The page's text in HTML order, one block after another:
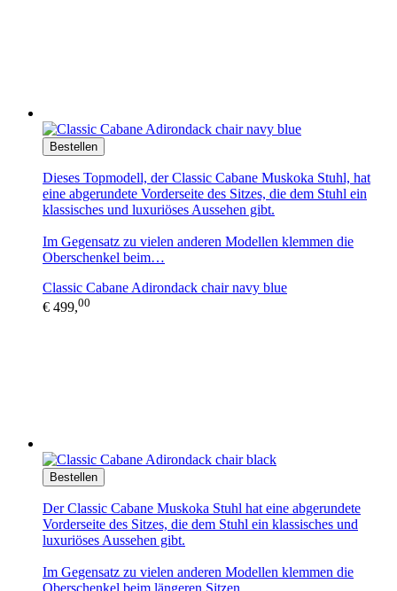
Bestellen
Dieses Topmodell, der Classic Cabane Muskoka Stuhl, hat
eine abgerundete Vorderseite des Sitzes, die dem Stuhl ein
klassisches und luxuriöses Aussehen gibt.
Im Gegensatz zu vielen anderen Modellen klemmen die
Oberschenkel beim…
Classic Cabane Adirondack chair navy blue
€ 499,00
Bestellen
Der Classic Cabane Muskoka Stuhl hat eine abgerundete
Vorderseite des Sitzes, die dem Stuhl ein klassisches und
luxuriöses Aussehen gibt.
Im Gegensatz zu vielen anderen Modellen klemmen die